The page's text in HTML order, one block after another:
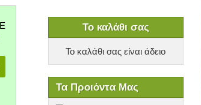
Το καλάθι σας
Το καλάθι σας είναι άδειο
Τα Προιόντα Μας